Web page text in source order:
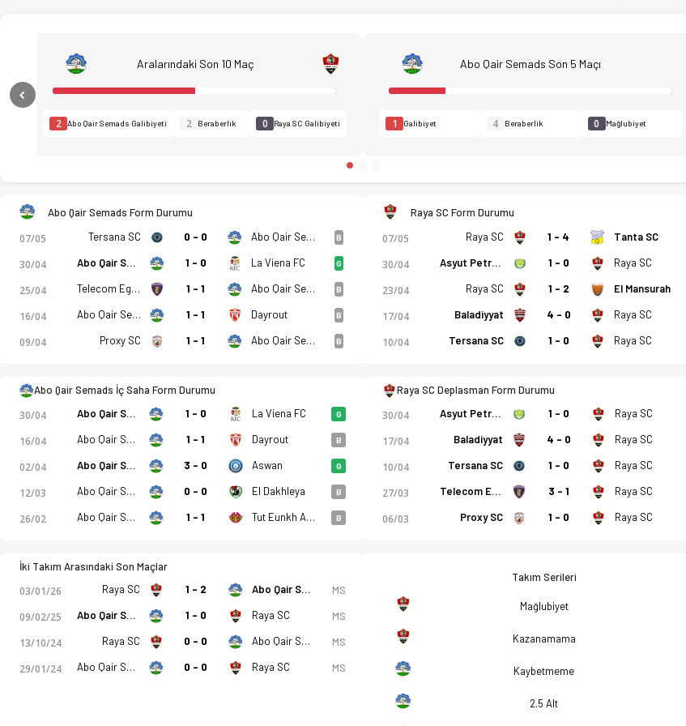
Aralarındaki Son 10 Maç
2 Abo Qair Semads Galibiyeti 2 Beraberlik 0 Raya SC Galibiyeti
Abo Qair Semads Son 5 Maçı
1 Galibiyet 4 Beraberlik 0 Mağlubiyet
Previous
Abo Qair Semads Form Durumu
07/05 Tersana SC 0 - 0 Abo Qair Semads B
30/04 Abo Qair Semads 1 - 0 La Viena FC G
25/04 Telecom Egypt 1 - 1 Abo Qair Semads B
16/04 Abo Qair Semads 1 - 1 Dayrout B
09/04 Proxy SC 1 - 1 Abo Qair Semads B
Raya SC Form Durumu
07/05 Raya SC 1 - 4 Tanta SC
30/04 Asyut Petroleum 1 - 0 Raya SC
23/04 Raya SC 1 - 2 El Mansurah
17/04 Baladiyyat 4 - 0 Raya SC
10/04 Tersana SC 1 - 0 Raya SC
Abo Qair Semads İç Saha Form Durumu
30/04 Abo Qair Semads 1 - 0 La Viena FC G
16/04 Abo Qair Semads 1 - 1 Dayrout B
02/04 Abo Qair Semads 3 - 0 Aswan G
12/03 Abo Qair Semads 0 - 0 El Dakhleya B
26/02 Abo Qair Semads 1 - 1 Tut Eunkh Amw FC B
Raya SC Deplasman Form Durumu
30/04 Asyut Petroleum 1 - 0 Raya SC
17/04 Baladiyyat 4 - 0 Raya SC
10/04 Tersana SC 1 - 0 Raya SC
27/03 Telecom Egypt 3 - 1 Raya SC
06/03 Proxy SC 1 - 0 Raya SC
İki Takım Arasındaki Son Maçlar
03/01/26 Raya SC 1 - 2 Abo Qair Semads MS
09/02/25 Abo Qair Semads 1 - 0 Raya SC MS
13/10/24 Raya SC 0 - 0 Abo Qair Semads MS
29/01/24 Abo Qair Semads 0 - 0 Raya SC MS
Takım Serileri
Mağlubiyet
Kazanamama
Kaybetmeme
2.5 Alt